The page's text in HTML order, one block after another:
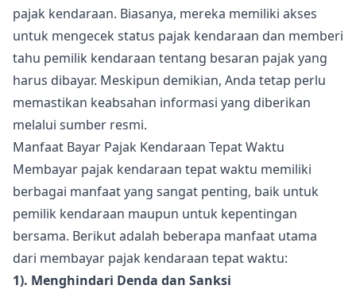
pajak kendaraan. Biasanya, mereka memiliki akses
untuk mengecek status pajak kendaraan dan memberi
tahu pemilik kendaraan tentang besaran pajak yang
harus dibayar. Meskipun demikian, Anda tetap perlu
memastikan keabsahan informasi yang diberikan
melalui sumber resmi.
Manfaat Bayar Pajak Kendaraan Tepat Waktu
Membayar pajak kendaraan tepat waktu memiliki
berbagai manfaat yang sangat penting, baik untuk
pemilik kendaraan maupun untuk kepentingan
bersama. Berikut adalah beberapa manfaat utama
dari membayar pajak kendaraan tepat waktu:
1). Menghindari Denda dan Sanksi